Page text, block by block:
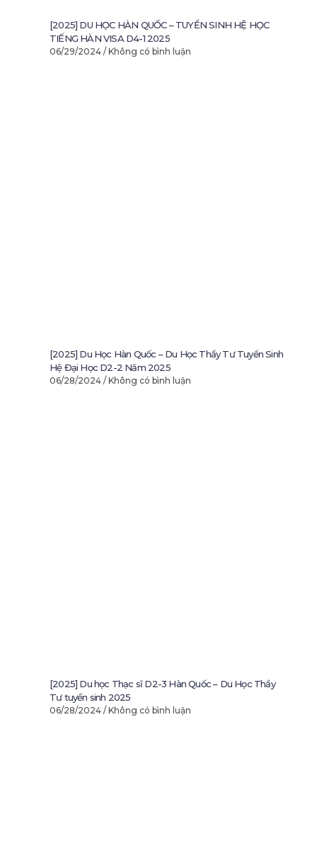
[2025] DU HỌC HÀN QUỐC – TUYỂN SINH HỆ HỌC
TIẾNG HÀN VISA D4-1 2025
06/29/2024 Không có bình luận
[2025] Du Học Hàn Quốc – Du Học Thầy Tư Tuyển Sinh
Hệ Đại Học D2-2 Năm 2025
06/28/2024 Không có bình luận
[2025] Du học Thạc sĩ D2-3 Hàn Quốc – Du Học Thầy
Tư tuyển sinh 2025
06/28/2024 Không có bình luận